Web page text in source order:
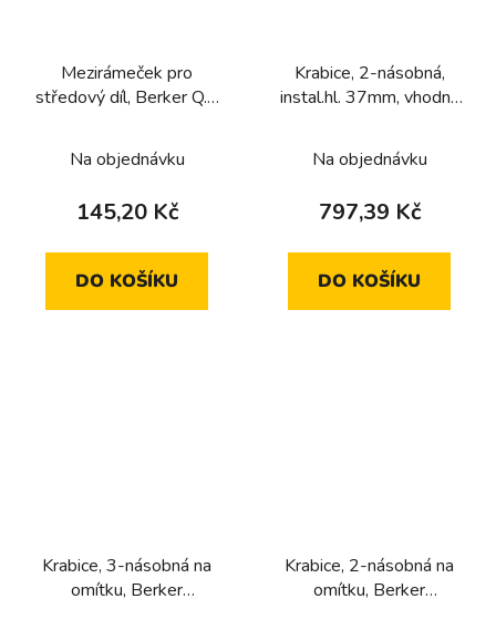
Mezirámeček pro
středový díl, Berker Q.x,
Na objednávku
145,20 Kč
DO KOŠÍKU
Krabice, 2-násobná,
instal.hl. 37mm, vhodná
podklady na povrch,
Berker K.5, Alu, lak.
Na objednávku
797,39 Kč
DO KOŠÍKU
Krabice, 3-násobná na
omítku, Berker
Krabice, 2-násobná na
omítku, Berker